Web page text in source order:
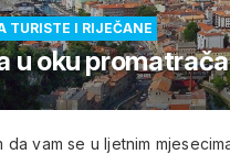
TURISTE I RIJEČANE
u oku promatrača
da vam se u ljetnim